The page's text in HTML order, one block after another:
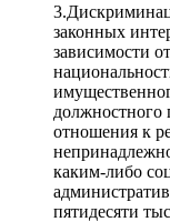
законных
зависимости
должностного
отношения к
каким-либо
пятидесяти